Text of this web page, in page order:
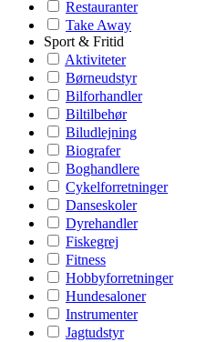
Restauranter
Take Away
Sport & Fritid
Aktiviteter
Børneudstyr
Bilforhandler
Biltilbehør
Biludlejning
Biografer
Boghandlere
Cykelforretninger
Danseskoler
Dyrehandler
Fiskegrej
Fitness
Hobbyforretninger
Hundesaloner
Instrumenter
Jagtudstyr